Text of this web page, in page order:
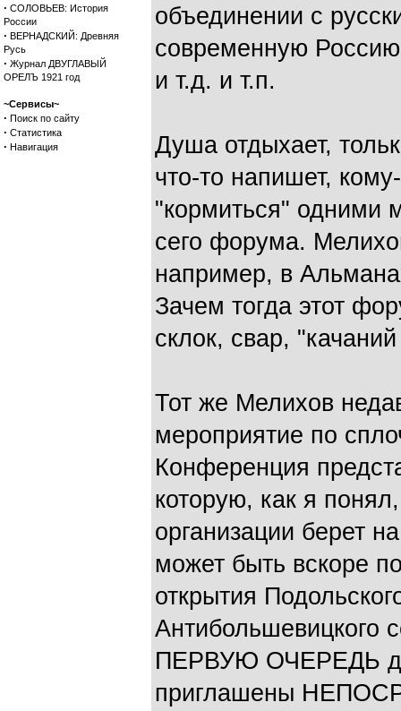
· СОЛОВЬЕВ: История
России
· ВЕРНАДСКИЙ: Древняя
Русь
· Журнал ДВУГЛАВЫЙ
ОРЕЛЪ 1921 год
~Сервисы~
· Поиск по сайту
· Статистика
· Навигация
объединении с
современную
и т.д. и т.п.
Душа отдыхает,
что-то напишет,
"кормиться" одними
сего форума.
например, в
Зачем тогда этот
склок, свар,
Тот же Мелихов
мероприятие по
Конференция
которую, как я
организации берет
может быть вскоре
открытия
Антибольшевицкого
ПЕРВУЮ ОЧЕРЕДЬ
приглашены